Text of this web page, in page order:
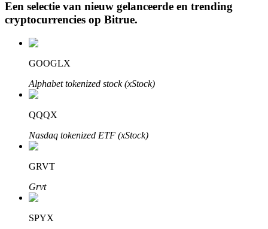
Leer staken
Meer informatie over het verdienen van passief inkomen
Een selectie van nieuw gelanceerde en trending
cryptocurrencies op Bitrue.
GOOGLX
Alphabet tokenized stock (xStock)
QQQX
Nasdaq tokenized ETF (xStock)
GRVT
Grvt
SPYX